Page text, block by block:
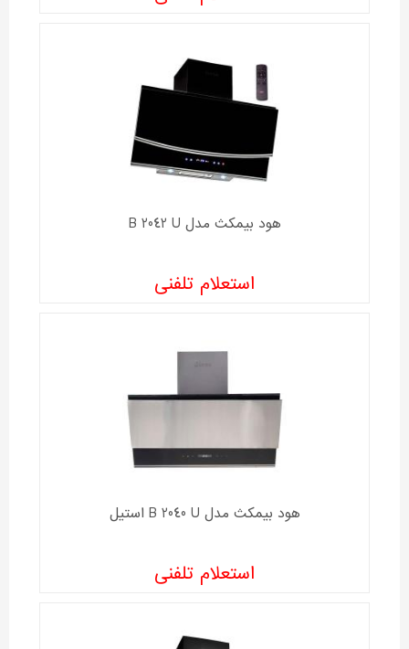
هود بیمکث مدل B 2042 U
استعلام تلفنی
هود بیمکث مدل B 2040 U استیل
استعلام تلفنی